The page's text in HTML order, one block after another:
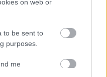
on web or
to be sent to
purposes.
me
este.
IS
POSZTJÁT
akik nem támogatják
terület közelében.